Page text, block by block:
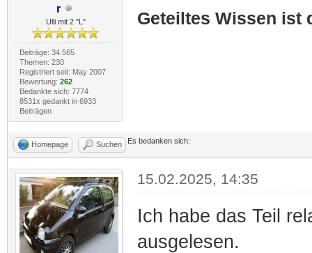
r
Ulli mit 2 "L"
Beiträge: 34.565
Themen: 230
Registriert seit: May 2007
Bewertung: 262
Bedankte sich: 7774
8531x gedankt in 6933
Beiträgen
Geteiltes Wissen ist
Homepage Suchen Es bedanken sich:
15.02.2025, 14:35
Ich habe das Teil
ausgelesen.